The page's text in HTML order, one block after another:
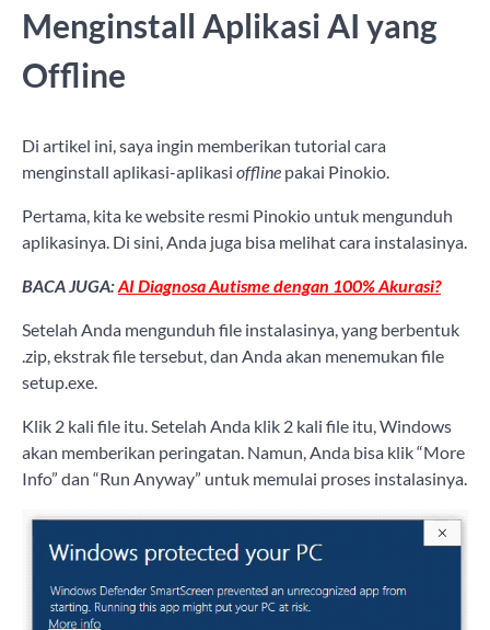
Menginstall Aplikasi AI yang
Offline
Di artikel ini, saya ingin memberikan tutorial cara
menginstall aplikasi-aplikasi offline pakai Pinokio.
Pertama, kita ke website resmi Pinokio untuk mengunduh
aplikasinya. Di sini, Anda juga bisa melihat cara instalasinya.
BACA JUGA:AI Diagnosa Autisme dengan 100% Akurasi?
Setelah Anda mengunduh file instalasinya, yang berbentuk
.zip, ekstrak file tersebut, dan Anda akan menemukan file
setup.exe.
Klik 2 kali file itu. Setelah Anda klik 2 kali file itu, Windows
akan memberikan peringatan. Namun, Anda bisa klik “More
Info” dan “Run Anyway” untuk memulai proses instalasinya.